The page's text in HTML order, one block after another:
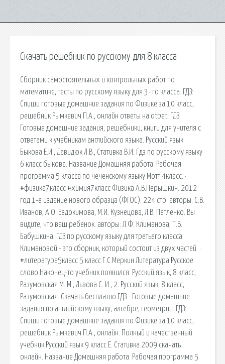
Скачать решебник по русскому для 8 класса
Сборник самостоятельных и контрольных работ по
математике, тесты по русскому языку для 3- го класса. ГДЗ:
Спиши готовые домашние задания по Физике за 10 класс,
решебник Рымкевич П.А., онлайн ответы на otbet. ГДЗ
Готовые домашние задания, решебники, книги для учителя с
ответами к учебникам английского языка. Русский язык.
Быкова Е.И., Давидюк Л.В., Стативка В.И. Гдз по русскому языку
6 класс быкова. Название Домашняя работа. Рабочая
программа 5 класса по чеченскому языку Мотт 4класс. ·
#физика7класс #химия7класс Физика А.В.Перышкин. 2012
год 1-е издание нового образца (ФГОС). 224 стр. авторы: С.В.
Иванов, А.О. Евдокимова, М.И. Кузнецова, Л.В. Петленко. Вы
видите, что ваш ребенок. авторы: Л.Ф. Климанова, Т.В.
Бабушкина. ГДЗ по русскому языку для третьего класса
Климановой - это сборник, который состоит из двух частей. ·
#литература5класс 5 класс Г.С.Меркин Литература Русское
слово Наконец-то учебник появился. Русский язык, 8 класс,
Разумовская М. М., Львова С. И., 2. Русский язык, 8 класс,
Разумовская. Скачать бесплатно ГДЗ - Готовые домашние
задания по английскому языку, алгебре, геометрии. ГДЗ:
Спиши готовые домашние задания по Физике за 10 класс,
решебник Рымкевич П.А., онлайн. Полный и качественный
учебник Русский язык 9 класс Е. Стативка 2009 скачать
онлайн. Название Домашняя работа. Рабочая программа 5